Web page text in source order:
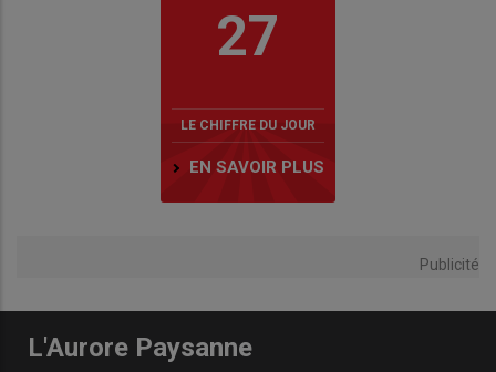
27
LE CHIFFRE DU JOUR
EN SAVOIR PLUS
Publicité
L'Aurore Paysanne